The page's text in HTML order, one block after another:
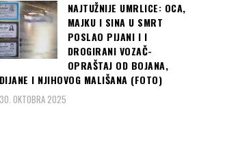
NAJTUŽNIJE UMRLICE: OCA,
MAJKU I SINA U SMRT
POSLAO PIJANI I I
DROGIRANI VOZAČ-
OPRAŠTAJ OD BOJANA,
DIJANE I NJIHOVOG MALIŠANA (FOTO)
30. OKTOBRA 2025